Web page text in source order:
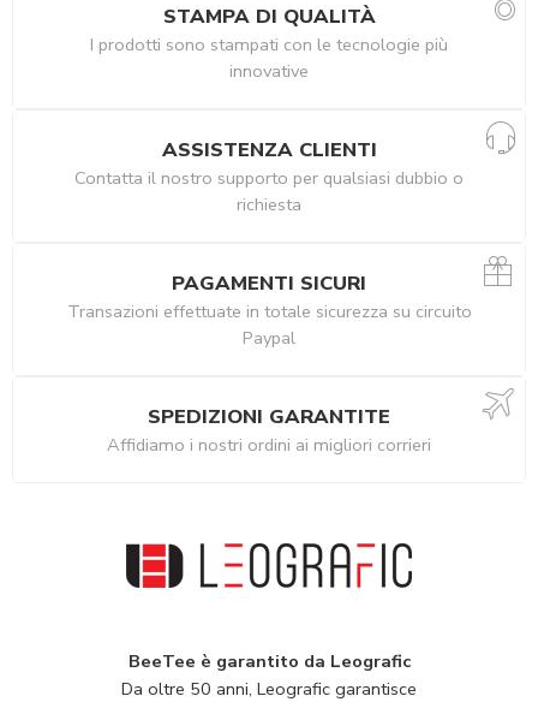
STAMPA DI QUALITÀ
I prodotti sono stampati con le tecnologie più
innovative
ASSISTENZA CLIENTI
Contatta il nostro supporto per qualsiasi dubbio o
richiesta
PAGAMENTI SICURI
Transazioni effettuate in totale sicurezza su circuito
Paypal
SPEDIZIONI GARANTITE
Affidiamo i nostri ordini ai migliori corrieri
BeeTee è garantito da Leografic
Da oltre 50 anni, Leografic garantisce